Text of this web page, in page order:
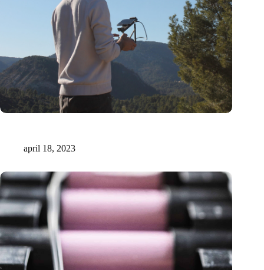
april 18, 2023